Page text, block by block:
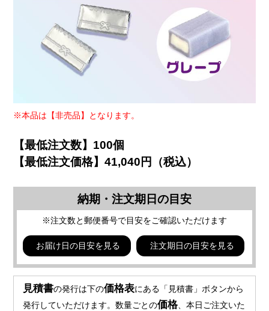
※本品は【非売品】となります。
【最低注文数】100個
【最低注文価格】41,040円（税込）
納期・注文期日の目安
※注文数と郵便番号で目安をご確認いただけます
お届け日の目安を見る 注文期日の目安を見る
見積書の発行は下の価格表にある「見積書」ボタンから
発行していただけます。数量ごとの価格、本日ご注文いた